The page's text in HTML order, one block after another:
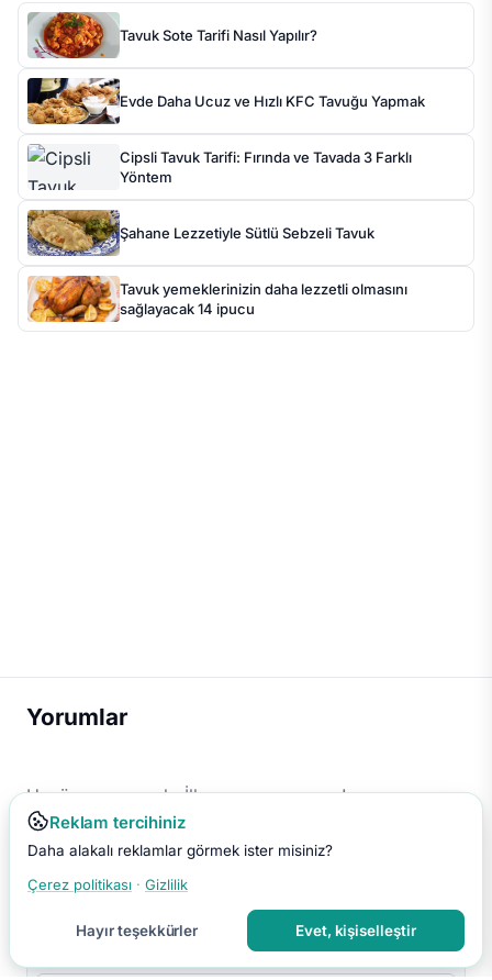
Tavuk Sote Tarifi Nasıl Yapılır?
Evde Daha Ucuz ve Hızlı KFC Tavuğu Yapmak
Cipsli Tavuk Tarifi: Fırında ve Tavada 3 Farklı
Yöntem
Şahane Lezzetiyle Sütlü Sebzeli Tavuk
Tavuk yemeklerinizin daha lezzetli olmasını
sağlayacak 14 ipucu
Yorumlar
Henüz yorum yok. İlk yorumu sen yap!
Reklam tercihiniz
Daha alakalı reklamlar görmek ister misiniz?
Çerez politikası · Gizlilik
Hayır teşekkürler Evet, kişiselleştir